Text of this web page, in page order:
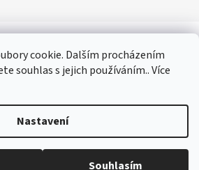
cookie. Dalším procházením
souhlas s jejich používáním.. Více
Nastavení
Souhlasím
Vytvořil Shoptet
Expert.cz . Všechna práva vyhrazena.